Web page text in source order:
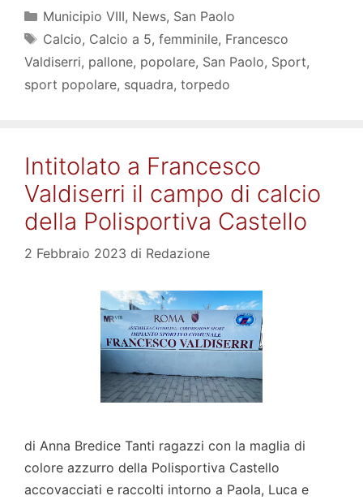
Categorie
Municipio VIII, News, San Paolo
Tag
Calcio, Calcio a 5, femminile, Francesco
Valdiserri, pallone, popolare, San Paolo, Sport,
sport popolare, squadra, torpedo
Intitolato a Francesco
Valdiserri il campo di calcio
della Polisportiva Castello
2 Febbraio 2023 di Redazione
di Anna Bredice Tanti ragazzi con la maglia di
colore azzurro della Polisportiva Castello
accovacciati e raccolti intorno a Paola, Luca e